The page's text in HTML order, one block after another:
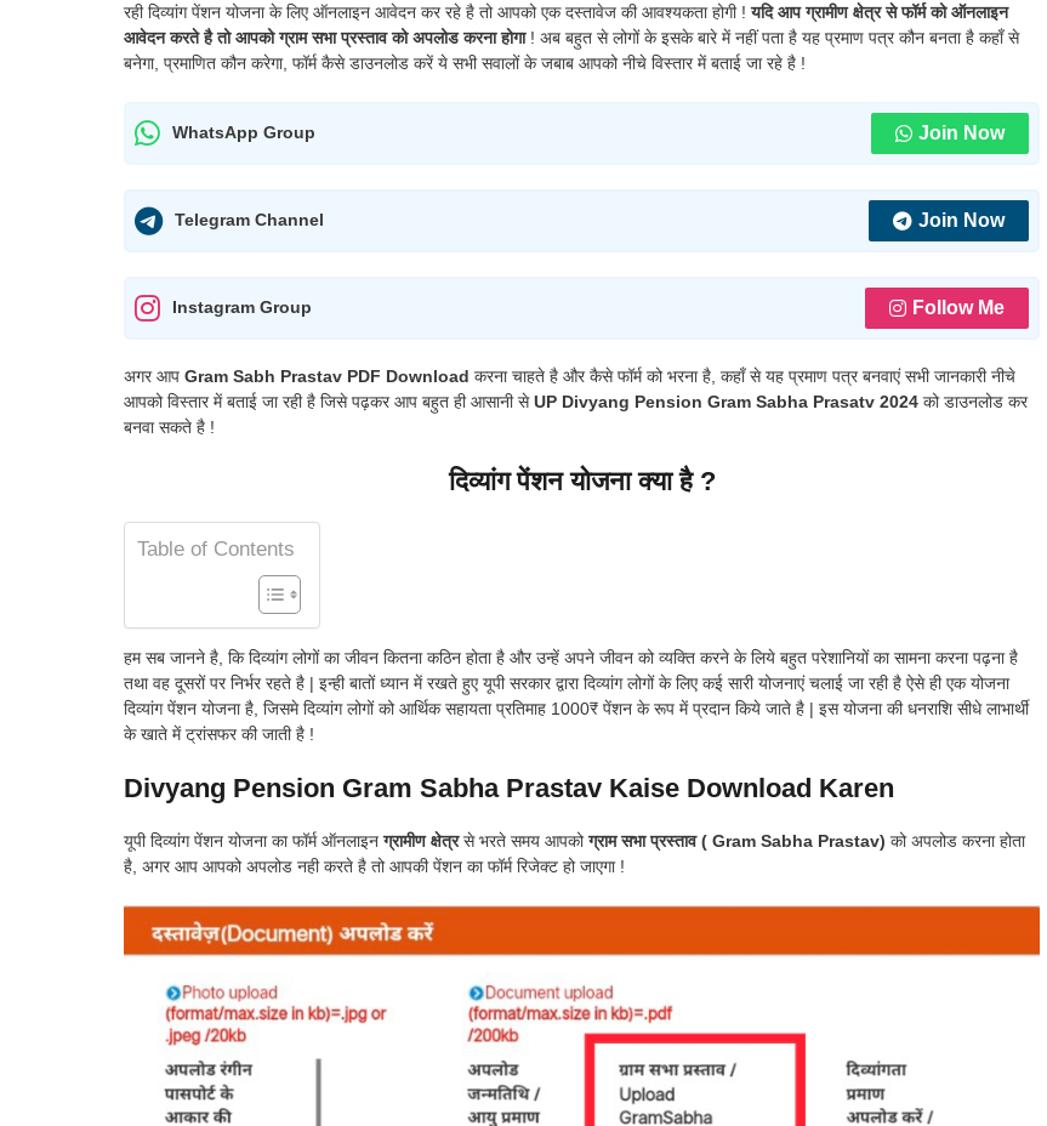
रही दिव्यांग पेंशन योजना के लिए ऑनलाइन आवेदन कर रहे है तो आपको एक दस्तावेज की आवश्यकता होगी !यदि आप ग्रामीण क्षेत्र से फॉर्म को ऑनलाइन
आवेदन करते है तो आपको ग्राम सभा प्रस्ताव को अपलोड करना होगा ! अब बहुत से लोगों के इसके बारे में नहीं पता है यह प्रमाण पत्र कौन बनता है कहाँ से
बनेगा, प्रमाणित कौन करेगा, फॉर्म कैसे डाउनलोड करें ये सभी सवालों के जबाब आपको नीचे विस्तार में बताई जा रहे है !
WhatsApp Group Join Now
Telegram Channel Join Now
Instagram Group Follow Me
अगर आप Gram Sabh Prastav PDF Download करना चाहते है और कैसे फॉर्म को भरना है, कहाँ से यह प्रमाण पत्र बनवाएं सभी जानकारी नीचे
आपको विस्तार में बताई जा रही है जिसे पढ़कर आप बहुत ही आसानी सेUP Divyang Pension Gram Sabha Prasatv 2024 को डाउनलोड कर
बनवा सकते है !
दिव्यांग पेंशन योजना क्या है ?
Table of Contents
हम सब जानने है, कि दिव्यांग लोगों का जीवन कितना कठिन होता है और उन्हें अपने जीवन को व्यक्ति करने के लिये बहुत परेशानियों का सामना करना पढ़ना है
तथा वह दूसरों पर निर्भर रहते है | इन्ही बातों ध्यान में रखते हुए यूपी सरकार द्वारा दिव्यांग लोगों के लिए कई सारी योजनाएं चलाई जा रही है ऐसे ही एक योजना
दिव्यांग पेंशन योजना है, जिसमे दिव्यांग लोगों को आर्थिक सहायता प्रतिमाह 1000₹ पेंशन के रूप में प्रदान किये जाते है | इस योजना की धनराशि सीधे लाभार्थी
के खाते में ट्रांसफर की जाती है !
Divyang Pension Gram Sabha Prastav Kaise Download Karen
यूपी दिव्यांग पेंशन योजना का फॉर्म ऑनलाइनग्रामीण क्षेत्रसे भरते समय आपकोग्राम सभा प्रस्ताव ( Gram Sabha Prastav) को अपलोड करना होता
है, अगर आप आपको अपलोड नही करते है तो आपकी पेंशन का फॉर्म रिजेक्ट हो जाएगा !